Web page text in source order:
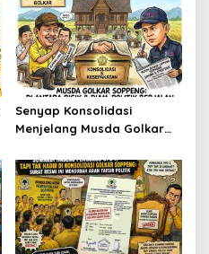
Senyap Konsolidasi
Menjelang Musda Golkar